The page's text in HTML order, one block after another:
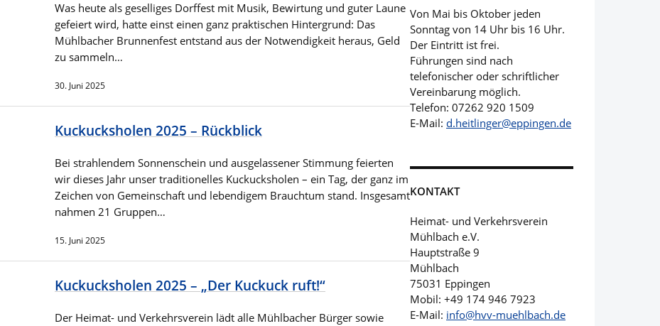
Was heute als geselliges Dorffest mit Musik, Bewirtung und guter Laune
gefeiert wird, hatte einst einen ganz praktischen Hintergrund: Das
Mühlbacher Brunnenfest entstand aus der Notwendigkeit heraus, Geld
zu sammeln…
30. Juni 2025
Kuckucksholen 2025 – Rückblick
Bei strahlendem Sonnenschein und ausgelassener Stimmung feierten
wir dieses Jahr unser traditionelles Kuckucksholen – ein Tag, der ganz im
Zeichen von Gemeinschaft und lebendigem Brauchtum stand. Insgesamt
nahmen 21 Gruppen…
15. Juni 2025
Kuckucksholen 2025 – „Der Kuckuck ruft!“
Der Heimat- und Verkehrsverein lädt alle Mühlbacher Bürger sowie
Von Mai bis Oktober jeden
Sonntag von 14 Uhr bis 16 Uhr.
Der Eintritt ist frei.
Führungen sind nach
telefonischer oder schriftlicher
Vereinbarung möglich.
Telefon: 07262 920 1509
E-Mail: d.heitlinger@eppingen.de
KONTAKT
Heimat- und Verkehrsverein
Mühlbach e.V.
Hauptstraße 9
Mühlbach
75031 Eppingen
Mobil: +49 174 946 7923
E-Mail: info@hvv-muehlbach.de